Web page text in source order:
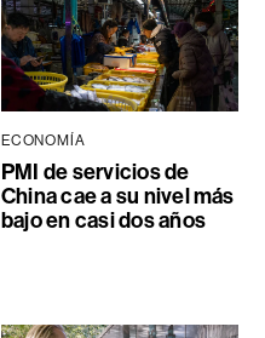
ECONOMÍA
PMI de servicios de
China cae a su nivel más
bajo en casi dos años